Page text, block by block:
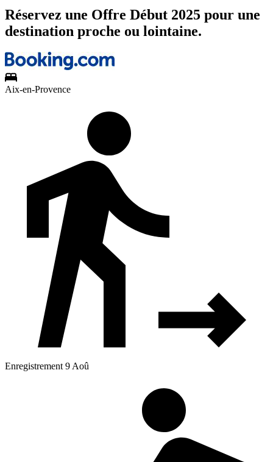
Réservez une Offre Début 2025 pour une
destination proche ou lointaine.
Aix-en-Provence
Enregistrement 9 Aoû